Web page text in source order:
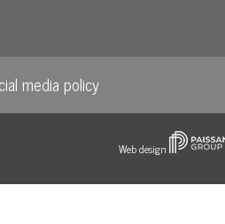
media policy
Web design